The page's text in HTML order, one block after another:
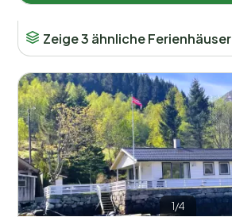
Wellness
Zeige 3 ähnliche Ferienhäuser
1/4